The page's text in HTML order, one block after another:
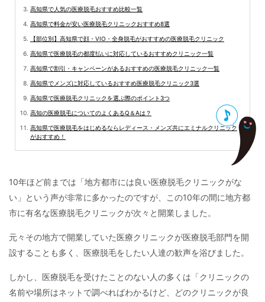
高知県で人気の医療脱毛おすすめ比較一覧
高知県で料金が安い医療脱毛クリニックおすすめ8選
【部位別】高知県で顔・VIO・全身脱毛がおすすめの医療脱毛クリニック
高知県で医療脱毛の都度払いに対応しているおすすめクリニック一覧
高知県で割引・キャンペーンがあるおすすめの医療脱毛クリニック一覧
高知県でメンズに対応しているおすすめ医療脱毛クリニック3選
高知県で医療脱毛クリニックを選ぶ際のポイント3つ
高知の医療脱毛についてのよくあるQ＆Aは？
高知県で医療脱毛をはじめるならレディース・メンズ共にエミナルクリニック
がおすすめ！
10年ほど前までは「地方都市には良い医療脱毛クリニックがな
い」という声が非常に多かったのですが、この10年の間に地方都
市に有名な医療脱毛クリニックが次々と開業しました。
元々その地方で開業していた医療クリニックが医療脱毛部門を開
設することも多く、医療脱毛をしたい人達の歓声を浴びました。
しかし、医療脱毛を受けたことのない人の多くは「クリニックの
名前や場所はネットで調べればわかるけど、どのクリニックが良